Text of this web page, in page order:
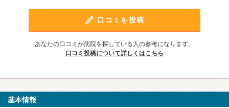
口コミを投稿
あなたの口コミが病院を探している人の参考になります。
口コミ投稿について詳しくはこちら
基本情報